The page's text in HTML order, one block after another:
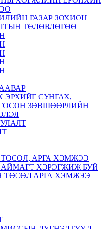
ГАЗАР ЗОХИОН
ТӨЛӨВЛӨГӨӨ
ЭРХИЙГ СУНГАХ,
ЗӨВШӨӨРЛИЙН
АРГА ХЭМЖЭЭ
ХЭРЭГЖИЖ БУЙ
ТӨСӨЛ АРГА ХЭМЖЭЭ